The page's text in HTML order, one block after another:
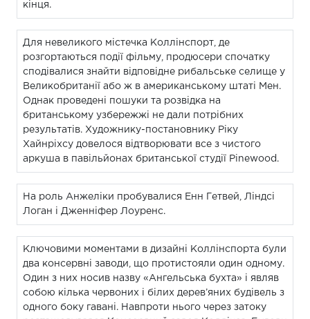
кінця.
Для невеликого містечка Коллінспорт, де
розгортаються події фільму, продюсери спочатку
сподівалися знайти відповідне рибальське селище у
Великобританії або ж в американському штаті Мен.
Однак проведені пошуки та розвідка на
британському узбережжі не дали потрібних
результатів. Художнику-постановнику Ріку
Хайнріхсу довелося відтворювати все з чистого
аркуша в павільйонах британської студії Pinewood.
На роль Анжеліки пробувалися Енн Гетвей, Ліндсі
Логан і Дженніфер Лоуренс.
Ключовими моментами в дизайні Коллінспорта були
два консервні заводи, що протистояли один одному.
Один з них носив назву «Ангельська бухта» і являв
собою кілька червоних і білих дерев’яних будівель з
одного боку гавані. Навпроти нього через затоку